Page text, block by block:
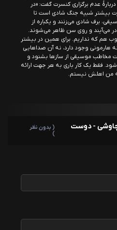
عدم برگزاری کنسرت گفت: «در
بیشتر شبیه جنگ شادی است تا
برف شادی می‌زنند و یکباره از
می‌آیند و روی سن ظاهر می‌شوند.
هم که نداریم. برای همین در بیشتر
هارمونی وجود دارد، نه آن صداهایی
مخاطب موسیقی از سازها بشنود و
شود. فقط یک کار باری به هر جهت ارائه
من اهلش نیستم.
- دوست
( بدون نظر
)